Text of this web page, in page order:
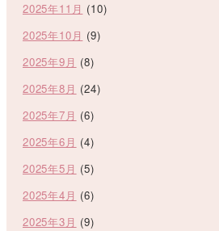
2025年11月 (10)
2025年10月 (9)
2025年9月 (8)
2025年8月 (24)
2025年7月 (6)
2025年6月 (4)
2025年5月 (5)
2025年4月 (6)
2025年3月 (9)